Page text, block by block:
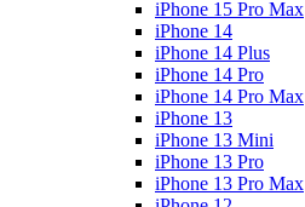
iPhone 15 Pro Max
iPhone 14
iPhone 14 Plus
iPhone 14 Pro
iPhone 14 Pro Max
iPhone 13
iPhone 13 Mini
iPhone 13 Pro
iPhone 13 Pro Max